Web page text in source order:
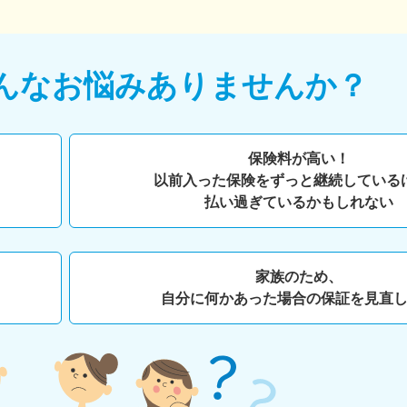
なお悩みありませんか？
保険料が高い！
以前入った保険をずっと継続している
払い過ぎているかもしれない
家族のため、
自分に何かあった場合の保証を見直